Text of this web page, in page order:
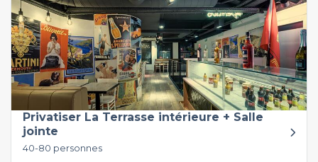
Privatiser La Terrasse intérieure + Salle
jointe
40-80 personnes